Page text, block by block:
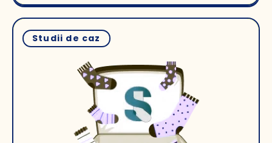
Studii de caz